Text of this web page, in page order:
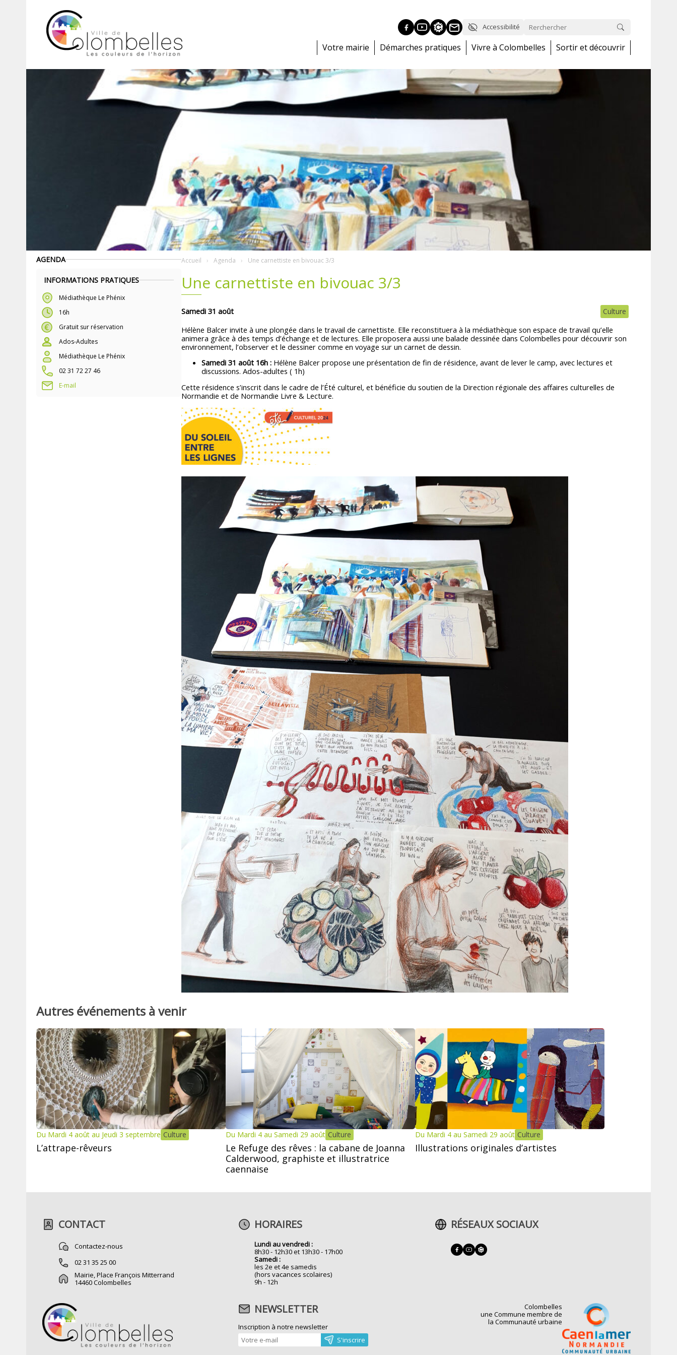
Accessibilité
Votre mairie Démarches pratiques Vivre à Colombelles Sortir et découvrir
AGENDA
INFORMATIONS PRATIQUES
Médiathèque Le Phénix
16h
Gratuit sur réservation
Ados-Adultes
Médiathèque Le Phénix
02 31 72 27 46
E-mail
Accueil Agenda Une carnettiste en bivouac 3/3
Une carnettiste en bivouac 3/3
Samedi 31 août Culture
Hélène Balcer invite à une plongée dans le travail de carnettiste. Elle reconstituera à la médiathèque son espace de travail qu’elle
animera grâce à des temps d’échange et de lectures. Elle proposera aussi une balade dessinée dans Colombelles pour découvrir son
environnement, l’observer et le dessiner comme en voyage sur un carnet de dessin.
Samedi 31 août 16h : Hélène Balcer propose une présentation de fin de résidence, avant de lever le camp, avec lectures et
discussions. Ados-adultes ( 1h)
Cette résidence s’inscrit dans le cadre de l’Été culturel, et bénéficie du soutien de la Direction régionale des affaires culturelles de
Normandie et de Normandie Livre & Lecture.
Autres événements à venir
Du Mardi 4 août au Jeudi 3 septembre Culture
L’attrape-rêveurs
Du Mardi 4 au Samedi 29 août Culture
Le Refuge des rêves : la cabane de Joanna
Calderwood, graphiste et illustratrice
caennaise
Du Mardi 4 au Samedi 29 août Culture
Illustrations originales d’artistes
CONTACT
Contactez-nous
02 31 35 25 00
Mairie, Place François Mitterrand
14460 Colombelles
HORAIRES
Lundi au vendredi :
8h30 - 12h30 et 13h30 - 17h00
Samedi :
les 2e et 4e samedis
(hors vacances scolaires)
9h - 12h
RÉSEAUX SOCIAUX
NEWSLETTER
Inscription à notre newsletter
Colombelles
une Commune membre de
la Communauté urbaine